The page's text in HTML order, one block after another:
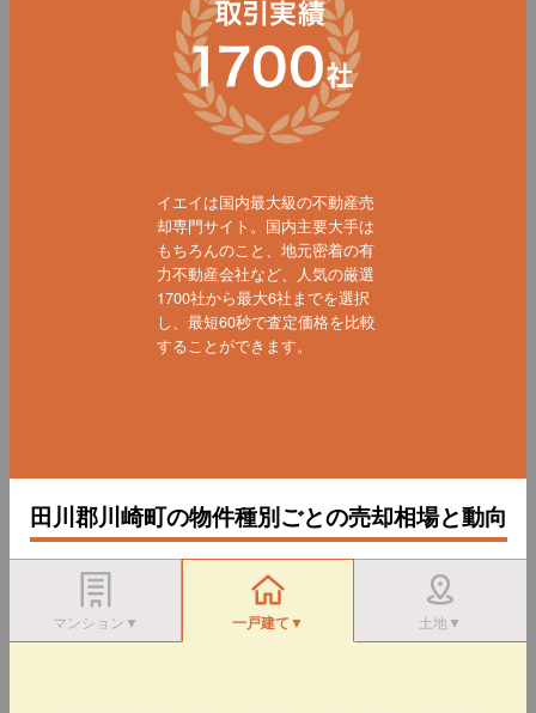
イエイは国内最大級の不動産売
却専門サイト。国内主要大手は
もちろんのこと、地元密着の有
力不動産会社など、人気の厳選
1700社から最大6社までを選択
し、最短60秒で査定価格を比較
することができます。
田川郡川崎町の物件種別ごとの売却相場と動向
マンション▼ 一戸建て▼ 土地▼